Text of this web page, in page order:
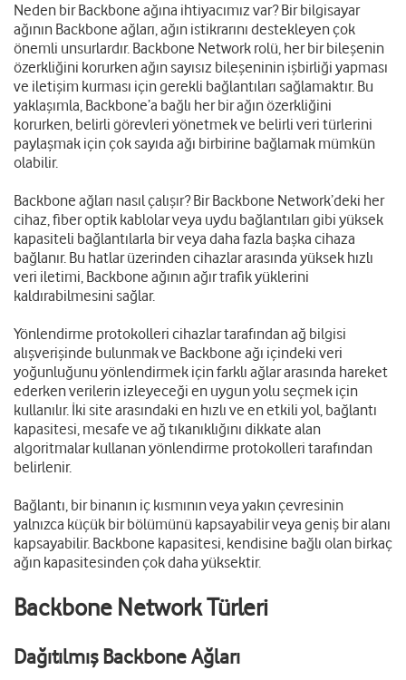
Neden bir Backbone ağına ihtiyacımız var? Bir bilgisayar
ağının Backbone ağları, ağın istikrarını destekleyen çok
önemli unsurlardır. Backbone Network rolü, her bir bileşenin
özerkliğini korurken ağın sayısız bileşeninin işbirliği yapması
ve iletişim kurması için gerekli bağlantıları sağlamaktır. Bu
yaklaşımla, Backbone’a bağlı her bir ağın özerkliğini
korurken, belirli görevleri yönetmek ve belirli veri türlerini
paylaşmak için çok sayıda ağı birbirine bağlamak mümkün
olabilir.
Backbone ağları nasıl çalışır? Bir Backbone Network’deki her
cihaz, fiber optik kablolar veya uydu bağlantıları gibi yüksek
kapasiteli bağlantılarla bir veya daha fazla başka cihaza
bağlanır. Bu hatlar üzerinden cihazlar arasında yüksek hızlı
veri iletimi, Backbone ağının ağır trafik yüklerini
kaldırabilmesini sağlar.
Yönlendirme protokolleri cihazlar tarafından ağ bilgisi
alışverişinde bulunmak ve Backbone ağı içindeki veri
yoğunluğunu yönlendirmek için farklı ağlar arasında hareket
ederken verilerin izleyeceği en uygun yolu seçmek için
kullanılır. İki site arasındaki en hızlı ve en etkili yol, bağlantı
kapasitesi, mesafe ve ağ tıkanıklığını dikkate alan
algoritmalar kullanan yönlendirme protokolleri tarafından
belirlenir.
Bağlantı, bir binanın iç kısmının veya yakın çevresinin
yalnızca küçük bir bölümünü kapsayabilir veya geniş bir alanı
kapsayabilir. Backbone kapasitesi, kendisine bağlı olan birkaç
ağın kapasitesinden çok daha yüksektir.
Backbone Network Türleri
Dağıtılmış Backbone Ağları